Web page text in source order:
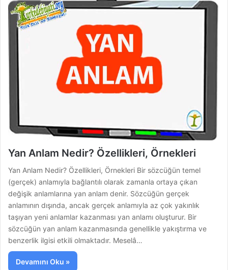
Yan Anlam Nedir? Özellikleri, Örnekleri
Yan Anlam Nedir? Özellikleri, Örnekleri Bir sözcüğün temel
(gerçek) anlamıyla bağlantılı olarak zamanla ortaya çıkan
değişik anlamlarına yan anlam denir. Sözcüğün gerçek
anlamının dışında, ancak gerçek anlamıyla az çok yakınlık
taşıyan yeni anlamlar kazanması yan anlamı oluşturur. Bir
sözcüğün yan anlam kazanmasında genellikle yakıştırma ve
benzerlik ilgisi etkili olmaktadır. Meselâ…
Devamını Oku »